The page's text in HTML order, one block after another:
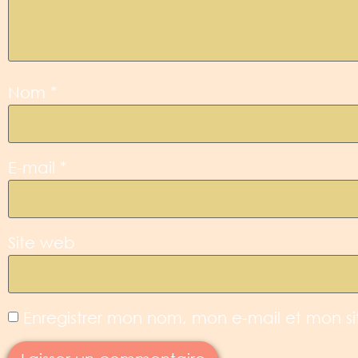
Nom *
E-mail *
Site web
Enregistrer mon nom, mon e-mail et mon